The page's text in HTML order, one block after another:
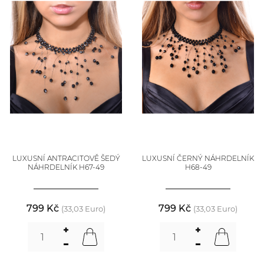
LUXUSNÍ ANTRACITOVĚ ŠEDÝ
NÁHRDELNÍK H67-49
799 Kč (33,03 Euro)
LUXUSNÍ ČERNÝ NÁHRDELNÍK
H68-49
799 Kč (33,03 Euro)